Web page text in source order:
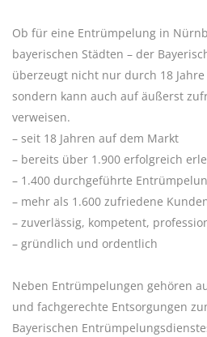
Ob für eine Entrümpelung in
bayerischen Städten – der
überzeugt nicht nur durch 18
sondern kann auch auf äußerst
verweisen.
– seit 18 Jahren auf dem Markt
– bereits über 1.900 erfolgreich
– 1.400 durchgeführte
– mehr als 1.600 zufriedene
– zuverlässig, kompetent,
– gründlich und ordentlich
Neben Entrümpelungen gehören
und fachgerechte Entsorgungen
Bayerischen